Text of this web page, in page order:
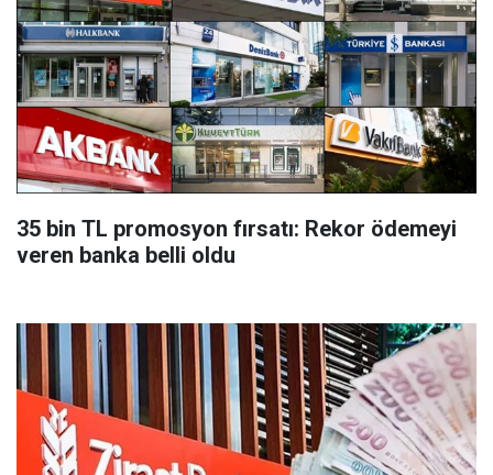
35 bin TL promosyon fırsatı: Rekor ödemeyi
veren banka belli oldu